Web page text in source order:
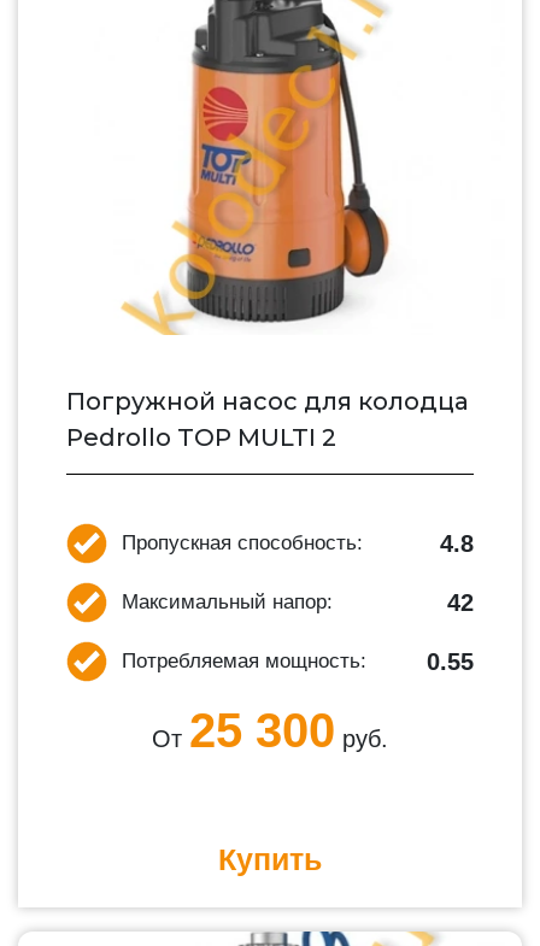
Погружной насос для колодца
Pedrollo TOP MULTI 2
Пропускная способность: 4.8
Максимальный напор: 42
Потребляемая мощность: 0.55
От 25 300 руб.
Купить